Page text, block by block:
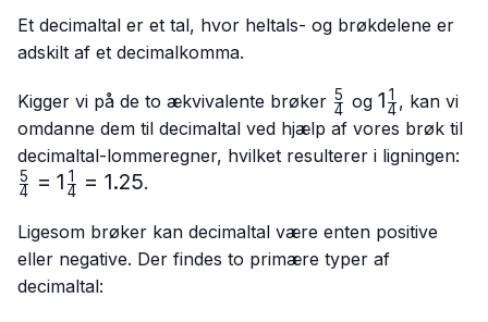
Et decimaltal er et tal, hvor heltals- og brøkdelene er
adskilt af et decimalkomma.
Kigger vi på de to ækvivalente brøker \frac{5}
{4}
4
5 og 1\frac{1}
{4}
14
1 , kan vi
omdanne dem til decimaltal ved hjælp af vores brøk til
decimaltal-lommeregner, hvilket resulterer i ligningen:
4
5 = 1 4
1 = 1.25.
Ligesom brøker kan decimaltal være enten positive
eller negative. Der findes to primære typer af
decimaltal: